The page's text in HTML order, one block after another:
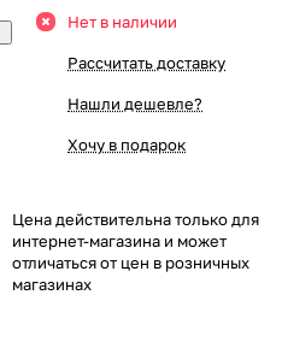
Нет в наличии
Рассчитать доставку
Нашли дешевле?
Хочу в подарок
Цена действительна только для
интернет-магазина и может
отличаться от цен в розничных
магазинах